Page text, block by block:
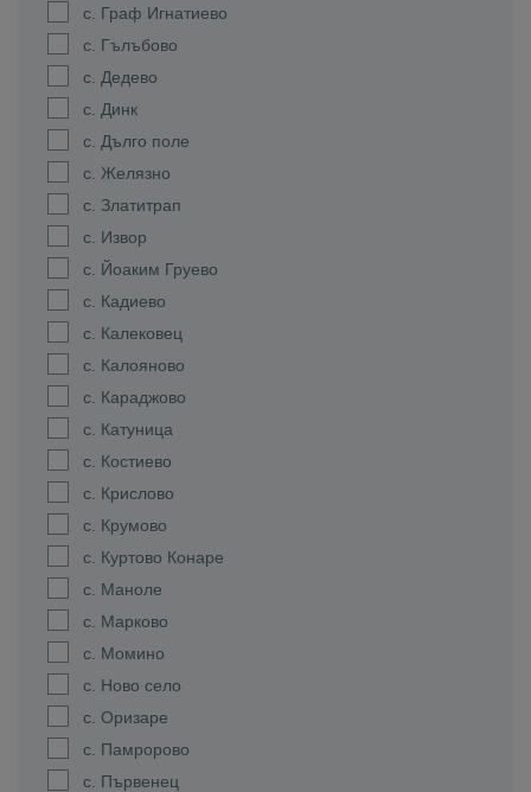
с. Граф Игнатиево
с. Гълъбово
с. Дедево
с. Динк
с. Дълго поле
с. Желязно
с. Златитрап
с. Извор
с. Йоаким Груево
с. Кадиево
с. Калековец
с. Калояново
с. Караджово
с. Катуница
с. Костиево
с. Крислово
с. Крумово
с. Куртово Конаре
с. Маноле
с. Марково
с. Момино
с. Ново село
с. Оризаре
с. Памророво
с. Първенец